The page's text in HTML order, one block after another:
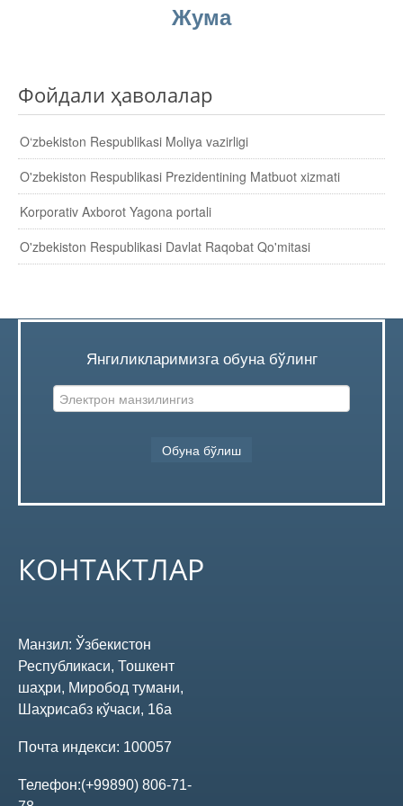
Қабул қилинган қарорлар
Фойдали мақолалар
Савол-жавоб
Кўп бериладиган саволлар
Ишонч телефонлари
Координатларимиз
Бизнинг реквизитлар
Жума
Фойдали ҳаволалар
O‘zbеkistоn Rеspublikаsi Mоliya vаzirligi
O'zbekiston Respublikasi Prezidentining Matbuot xizmati
Korporativ Axborot Yagona portali
O'zbekiston Respublikasi Davlat Raqobat Qo'mitasi
Янгиликларимизга обуна бўлинг
КОНТАКТЛАР
Манзил: Ўзбекистон
Республикаси, Тошкент
шаҳри, Миробод тумани,
Шаҳрисабз кўчаси, 16а
Почта индекси: 100057
Телефон:(+99890) 806-71-